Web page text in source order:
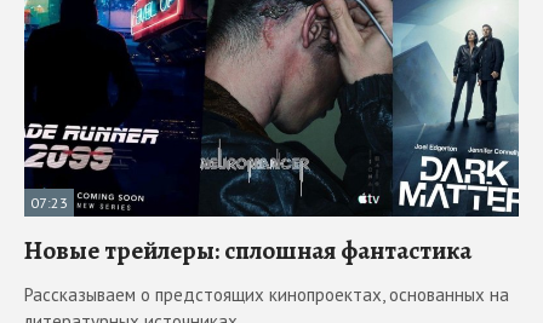
07:23
Новые трейлеры: сплошная фантастика
Рассказываем о предстоящих кинопроектах, основанных на